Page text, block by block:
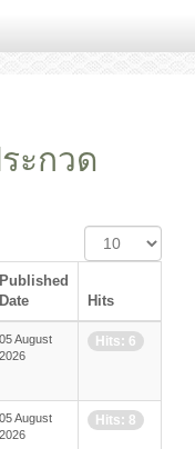
ะกวด
Display
#
Published
Date
Hits
05 August
2026
Hits: 6
05 August
2026
Hits: 8